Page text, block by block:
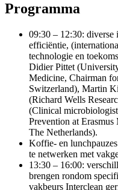
Programma
09:30 – 12:30: diverse
efficiëntie,
technologie en
Didier Pittet
Medicine, Chairman
Switzerland), Martin
(Richard Wells
(Clinical
Prevention at Erasmus
The Netherlands).
Koffie- en
te netwerken met
13:30 – 16:00:
brengen rondom
vakbeurs Interclean